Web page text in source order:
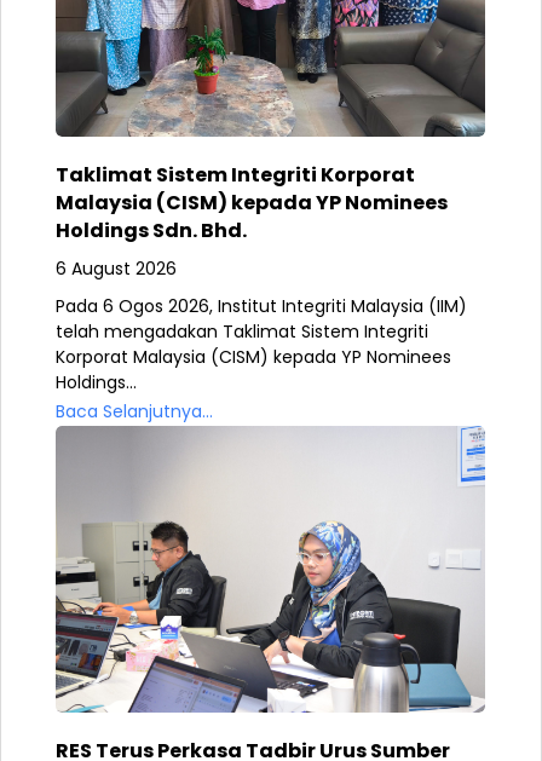
Taklimat Sistem Integriti Korporat
Malaysia (CISM) kepada YP Nominees
Holdings Sdn. Bhd.
6 August 2026
Pada 6 Ogos 2026, Institut Integriti Malaysia (IIM)
telah mengadakan Taklimat Sistem Integriti
Korporat Malaysia (CISM) kepada YP Nominees
Holdings...
Baca Selanjutnya...
RES Terus Perkasa Tadbir Urus Sumber